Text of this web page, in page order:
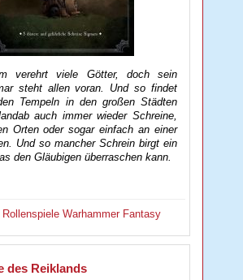
verehrt viele Götter, doch sein
steht allen voran. Und so findet
Tempeln in den großen Städten
auch immer wieder Schreine,
Orten oder sogar einfach an einer
Und so mancher Schrein birgt ein
den Gläubigen überraschen kann.
RollenspieleWarhammer Fantasy
des Reiklands